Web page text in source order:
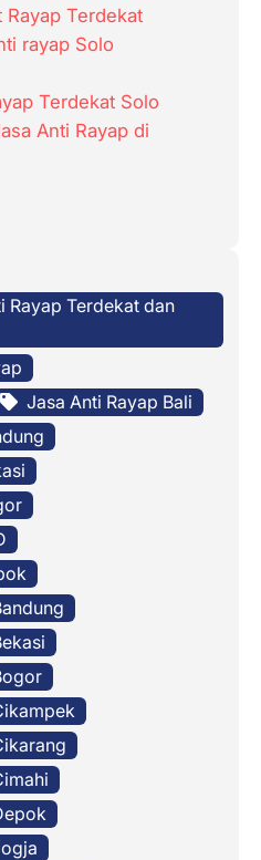
Rayap Terdekat
rayap Solo
Terdekat Solo
Anti Rayap di
Rayap Terdekat dan
Jasa Anti Rayap Bali